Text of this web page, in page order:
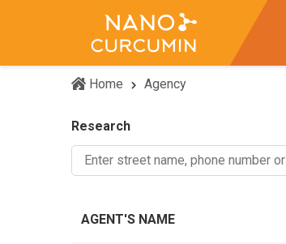
Home Agency
Research
AGENT'S NAME